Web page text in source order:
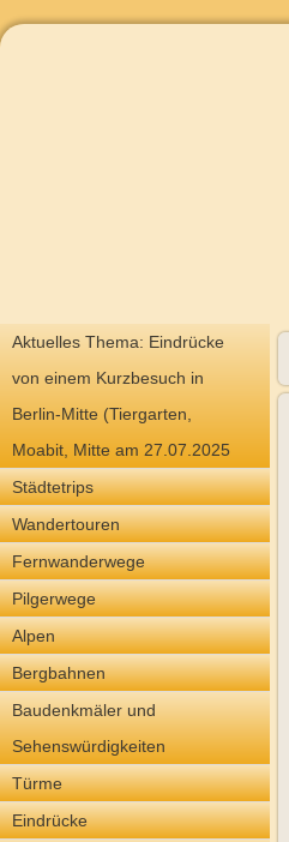
Aktuelles Thema: Eindrücke
von einem Kurzbesuch in
Berlin-Mitte (Tiergarten,
Moabit, Mitte am 27.07.2025
Städtetrips
Wandertouren
Fernwanderwege
Pilgerwege
Alpen
Bergbahnen
Baudenkmäler und
Sehenswürdigkeiten
Türme
Eindrücke